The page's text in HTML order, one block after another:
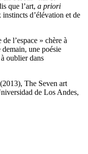
que l’art, a priori
d’élévation et de
l’espace » chère à
une poésie
oublier dans
The Seven art
de Los Andes,